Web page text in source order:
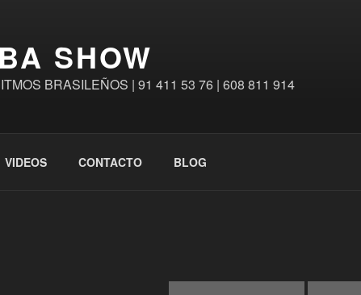
SHOW
BRASILEÑOS | 91 411 53 76 | 608 811 914
VIDEOS CONTACTO BLOG